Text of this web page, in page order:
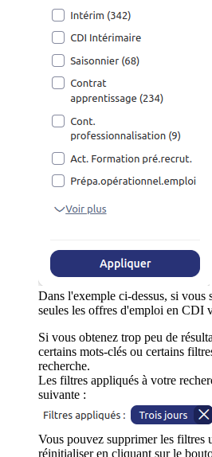
Dans l'exemple ci-dessus, si
seules les offres d'emploi en CDI
Si vous obtenez trop peu de
certains mots-clés ou certains
recherche.
Les filtres appliqués à votre
suivante :
Vous pouvez supprimer les filtres
réinitialiser en cliquant sur le